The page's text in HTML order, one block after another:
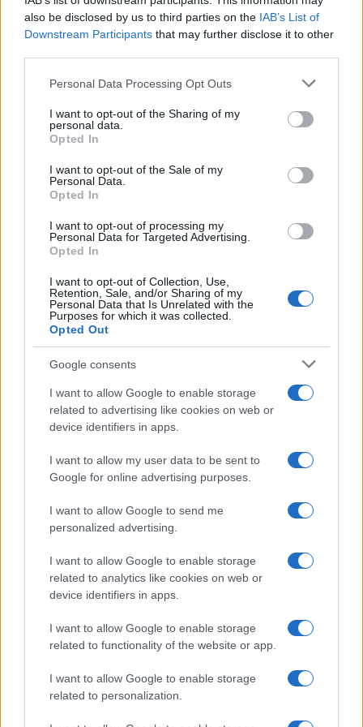
also be disclosed by us to third parties on the IAB’s List of
Downstream Participants that may further disclose it to other
Please note that this website/app uses one or more Google
not limited to your visit or usage behaviour. You may click to
grant or deny consent to Google and its third-party tags to
use your data for below specified purposes in below Google
consent section.
Personal Data Processing Opt Outs
I want to opt-out of the Sharing of my
personal data.
Opted In
I want to opt-out of the Sale of my
Personal Data.
Opted In
I want to opt-out of processing my
Personal Data for Targeted Advertising.
Opted In
I want to opt-out of Collection, Use,
Retention, Sale, and/or Sharing of my
Personal Data that Is Unrelated with the
Purposes for which it was collected.
Opted Out
Google consents
I want to allow Google to enable storage
related to advertising like cookies on web or
device identifiers in apps.
I want to allow my user data to be sent to
Google for online advertising purposes.
I want to allow Google to send me
personalized advertising.
I want to allow Google to enable storage
related to analytics like cookies on web or
device identifiers in apps.
I want to allow Google to enable storage
related to functionality of the website or app.
I want to allow Google to enable storage
related to personalization.
τεχνολογία θα δώσει την ευκαιρία στον οδηγό του
ηλεκτρικού Renault 5 E-Tech να εξοικονομήσει χρήματα από
δίκτυο.
Το νέο μοντέλο θα παρουσιαστεί στις 26 Φεβρουαρίου στην
Εθνική Παίδων: Πρεμιέρα στο Ευρωπαϊκό με αντίπαλο την
Ισπανία (live stream)
Ιωάννινα κόντρα στην
Ιρλανδία (live stream)
Β.Σ. Καρούλιας: Τζίρος 98,7
εκατ. ευρώ και αύξηση
κερδών 57% - Τα νέα
στοιχήματα σε low & non
alcohol
Metlen: Ρεκόρ EBITDA στο α' εξάμηνο, στα 550 εκατ. ευρώ –
Καθαρά κέρδη 313 εκατ. ευρώ